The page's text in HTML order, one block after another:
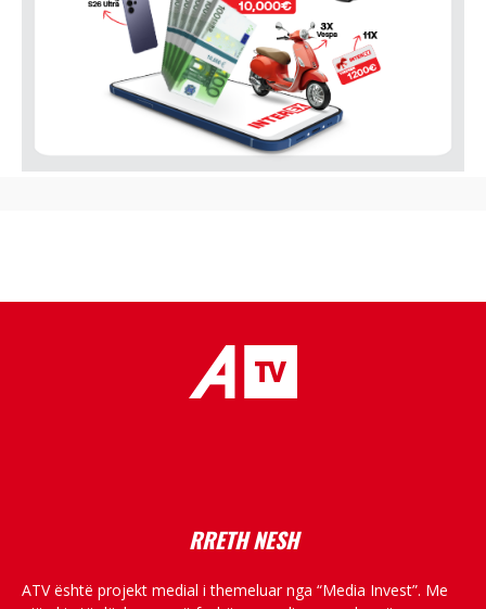
RRETH NESH
ATV është projekt medial i themeluar nga “Media Invest”. Me